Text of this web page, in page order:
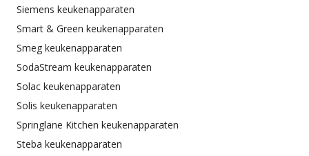
Siemens keukenapparaten
Smart & Green keukenapparaten
Smeg keukenapparaten
SodaStream keukenapparaten
Solac keukenapparaten
Solis keukenapparaten
Springlane Kitchen keukenapparaten
Steba keukenapparaten